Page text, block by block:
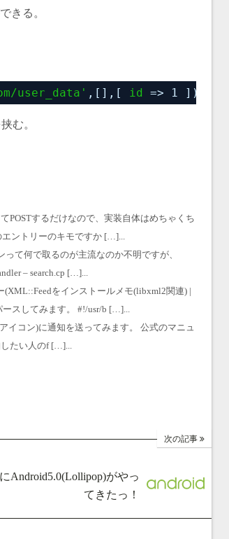
きる。
user_data' ,[],[ id => 1 ]);
む。
POSTするだけなので、実装自体はめちゃくち
エントリーのキモですか […]...
て何で取るのが主流なのか不明ですが、
– search.cp […]...
(XML::Feedをインストールメモ(libxml2関連) |
スしてみます。 #!/usr/b […]...
イコン)に通知を送ってみます。 公式のマニュ
したい人のf […]...
次の記事
Android5.0(Lollipop)がやっ
てきたっ！